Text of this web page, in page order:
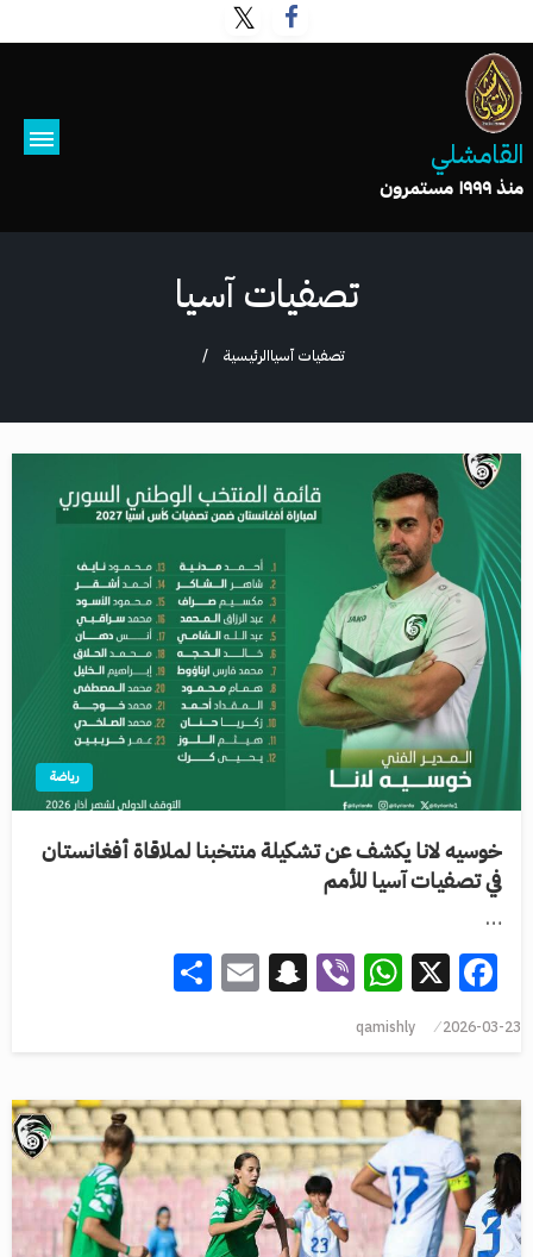
القامشلي
منذ ١٩٩٩ مستمرون
تصفيات آسيا
الرئيسيةتصفيات آسيا
رياضة
خوسيه لانا يكشف عن تشكيلة منتخبنا لملاقاة أفغانستان
في تصفيات آسيا للأمم
…
Facebook
X
WhatsApp
Viber
Snapchat
Email
2026-03-23
qamishly